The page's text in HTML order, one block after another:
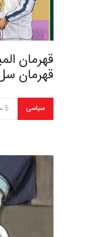
قهرمان
قهرمان
سیاسی 5 سال قبل